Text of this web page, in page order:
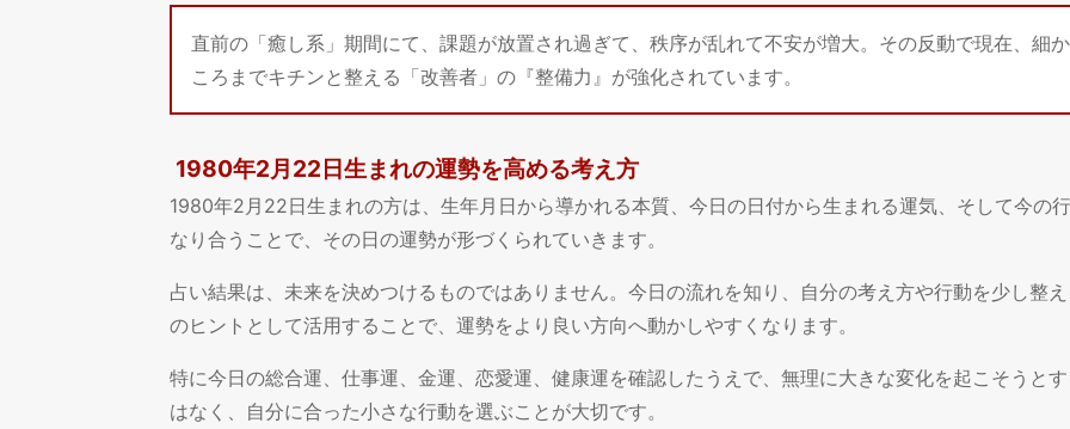
直前の「癒し系」期間にて、課題が放置され過ぎて、秩序が乱れて不安が増大。その反動で現在、細
ころまでキチンと整える「改善者」の『整備力』が強化されています。
1980年2月22日生まれの運勢を高める考え方
1980年2月22日生まれの方は、生年月日から導かれる本質、今日の日付から生まれる運気、そして今の
なり合うことで、その日の運勢が形づくられていきます。
占い結果は、未来を決めつけるものではありません。今日の流れを知り、自分の考え方や行動を少し整
のヒントとして活用することで、運勢をより良い方向へ動かしやすくなります。
特に今日の総合運、仕事運、金運、恋愛運、健康運を確認したうえで、無理に大きな変化を起こそうと
はなく、自分に合った小さな行動を選ぶことが大切です。